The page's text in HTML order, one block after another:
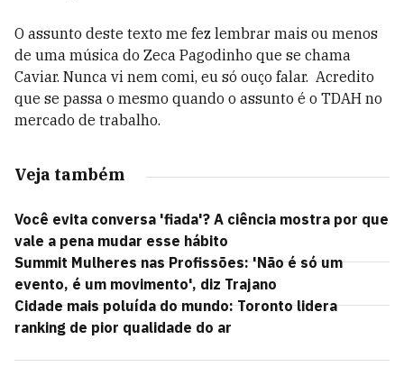
O assunto deste texto me fez lembrar mais ou menos
de uma música do Zeca Pagodinho que se chama
Caviar. Nunca vi nem comi, eu só ouço falar. Acredito
que se passa o mesmo quando o assunto é o TDAH no
mercado de trabalho.
Veja também
Você evita conversa 'fiada'? A ciência mostra por que
vale a pena mudar esse hábito
Summit Mulheres nas Profissões: 'Não é só um
evento, é um movimento', diz Trajano
Cidade mais poluída do mundo: Toronto lidera
ranking de pior qualidade do ar